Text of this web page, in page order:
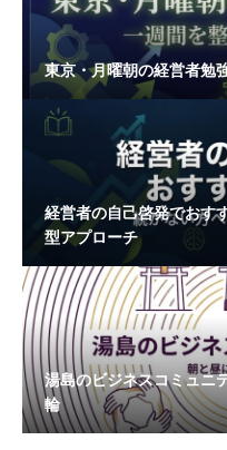
東京・月曜朝の経営者勉
経営者の自己啓発でおす
型アプローチ
湯島のビジネスコミュニ
輪